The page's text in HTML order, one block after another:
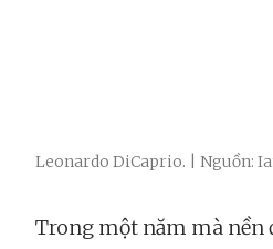
Leonardo DiCaprio. | Nguồn:
Trong một năm mà nền